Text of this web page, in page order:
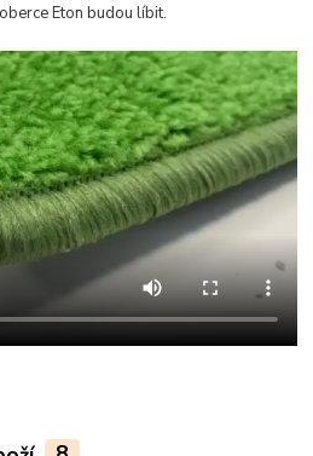
Eton budou líbit.